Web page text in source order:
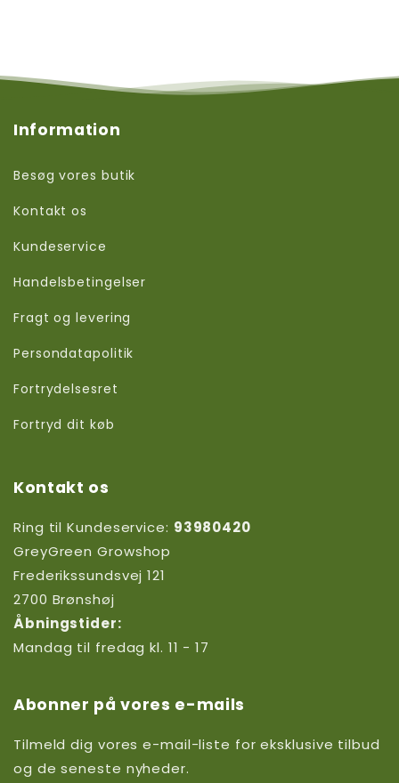
Information
Besøg vores butik
Kontakt os
Kundeservice
Handelsbetingelser
Fragt og levering
Persondatapolitik
Fortrydelsesret
Fortryd dit køb
Kontakt os
Ring til Kundeservice: 93980420
GreyGreen Growshop
Frederikssundsvej 121
2700 Brønshøj
Åbningstider:
Mandag til fredag kl. 11 - 17
Abonner på vores e-mails
Tilmeld dig vores e-mail-liste for eksklusive tilbud
og de seneste nyheder.